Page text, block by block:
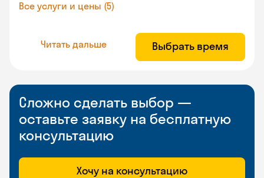
Все услуги и цены (5)
Читать дальше Выбрать время
Сложно сделать выбор —
оставьте заявку на бесплатную
консультацию
Хочу на консультацию